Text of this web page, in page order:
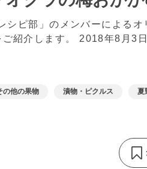
ピ部」のメンバーによるオ
紹介します。 2018年8月3
の他の果物 漬物・ピクルス 夏